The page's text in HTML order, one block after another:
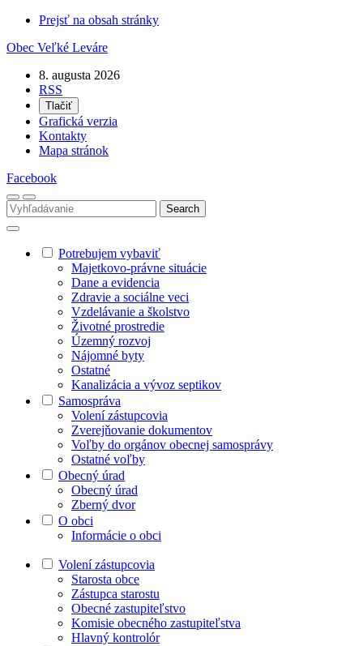
Prejsť na obsah stránky
Obec Veľké Leváre
8. augusta 2026
RSS
Tlačiť
Grafická verzia
Kontakty
Mapa stránok
Facebook
Potrebujem vybaviť
Majetkovo-právne situácie
Dane a evidencia
Zdravie a sociálne veci
Vzdelávanie a školstvo
Životné prostredie
Územný rozvoj
Nájomné byty
Ostatné
Kanalizácia a vývoz septikov
Samospráva
Volení zástupcovia
Zverejňovanie dokumentov
Voľby do orgánov obecnej samosprávy
Ostatné voľby
Obecný úrad
Obecný úrad
Zberný dvor
O obci
Informácie o obci
Volení zástupcovia
Starosta obce
Zástupca starostu
Obecné zastupiteľstvo
Komisie obecného zastupiteľstva
Hlavný kontrolór